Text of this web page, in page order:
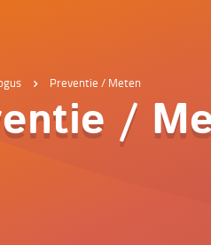
Preventie / Meten
/